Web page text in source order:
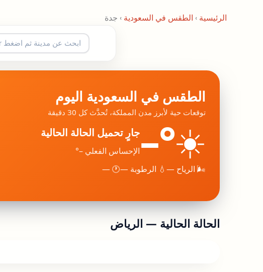
الرئيسية › الطقس في السعودية › جدة
الطقس في السعودية اليوم
توقعات حية لأبرز مدن المملكة، تُحدَّث كل 30 دقيقة
☀️
–°جارٍ تحميل الحالة الحالية
الإحساس الفعلي –°
🌬 الرياح — 💧 الرطوبة —🕐 —
الحالة الحالية — الرياض